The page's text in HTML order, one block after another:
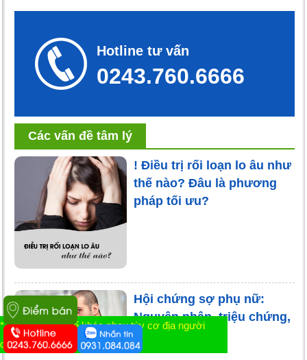
Hotline tư vấn
0243.760.6666
Các vấn đề tâm lý
! Điều trị rối loạn lo âu như
thế nào? Đâu là phương
pháp tối ưu?
Hội chứng sợ phụ nữ:
Nguyên nhân, triệu chứng,
cách khắc phục
* Tác dụng có thể khác nhau tùy cơ địa người
dùng